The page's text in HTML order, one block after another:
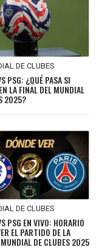
DE CLUBES
PSG: ¿QUÉ PASA SI
LA FINAL DEL MUNDIAL
2025?
DE CLUBES
PSG EN VIVO: HORARIO
EL PARTIDO DE LA
DE CLUBES 2025